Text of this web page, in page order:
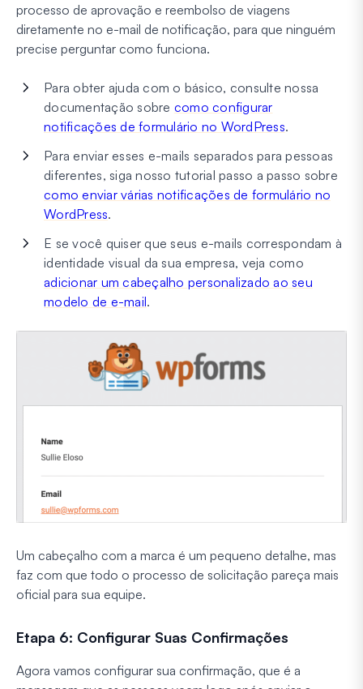
processo de aprovação e reembolso de viagens
diretamente no e-mail de notificação, para que ninguém
precise perguntar como funciona.
Para obter ajuda com o básico, consulte nossa
documentação sobre como configurar
notificações de formulário no WordPress.
Para enviar esses e-mails separados para pessoas
diferentes, siga nosso tutorial passo a passo sobre
como enviar várias notificações de formulário no
WordPress.
E se você quiser que seus e-mails correspondam à
identidade visual da sua empresa, veja como
adicionar um cabeçalho personalizado ao seu
modelo de e-mail.
Um cabeçalho com a marca é um pequeno detalhe, mas
faz com que todo o processo de solicitação pareça mais
oficial para sua equipe.
Etapa 6: Configurar Suas Confirmações
Agora vamos configurar sua confirmação, que é a